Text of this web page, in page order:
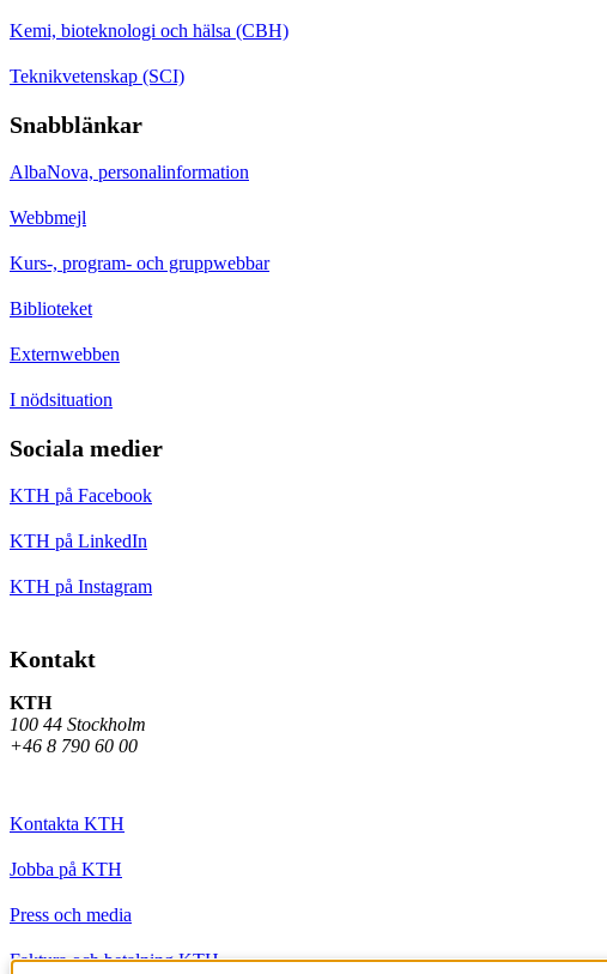
Kemi, bioteknologi och hälsa (CBH)
Teknikvetenskap (SCI)
Snabblänkar
AlbaNova, personalinformation
Webbmejl
Kurs-, program- och gruppwebbar
Biblioteket
Externwebben
I nödsituation
Sociala medier
KTH på Facebook
KTH på LinkedIn
KTH på Instagram
Kontakt
KTH
100 44 Stockholm
+46 8 790 60 00
Kontakta KTH
Jobba på KTH
Press och media
Faktura och betalning KTH